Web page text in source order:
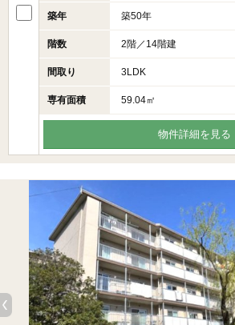
築年 築50年
階数 2階／14階建
間取り 3LDK
専有面積 59.04㎡
物件詳細を見る